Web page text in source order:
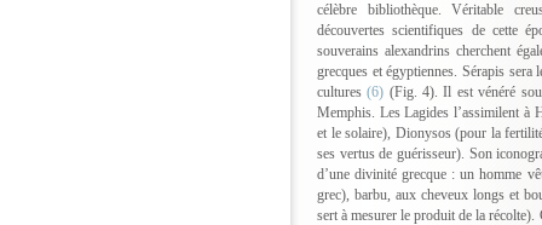
célèbre bibliothèque. Véritable
découvertes scientifiques de cette
souverains alexandrins cherchent
grecques et égyptiennes. Sérapis
cultures (6) (Fig. 4). Il est vénéré
Memphis. Les Lagides l’assimilent à
et le solaire), Dionysos (pour la
ses vertus de guérisseur). Son
d’une divinité grecque : un homme
grec), barbu, aux cheveux longs et
sert à mesurer le produit de la récolte).